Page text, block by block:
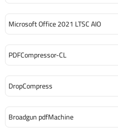
Microsoft Office 2021 LTSC AIO
PDFCompressor-CL
DropCompress
Broadgun pdfMachine